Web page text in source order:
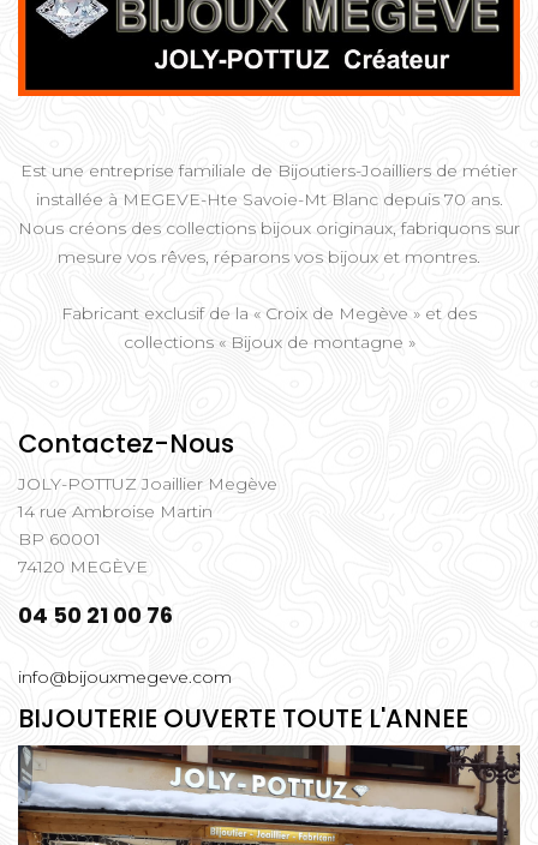
Est une entreprise familiale de Bijoutiers-Joailliers de métier
installée à MEGEVE-Hte Savoie-Mt Blanc depuis 70 ans.
Nous créons des collections bijoux originaux, fabriquons sur
mesure vos rêves, réparons vos bijoux et montres.
Fabricant exclusif de la « Croix de Megève » et des
collections « Bijoux de montagne »
Contactez-Nous
JOLY-POTTUZ Joaillier Megève
14 rue Ambroise Martin
BP 60001
74120 MEGÈVE
04 50 21 00 76
info@bijouxmegeve.com
BIJOUTERIE OUVERTE TOUTE L'ANNEE